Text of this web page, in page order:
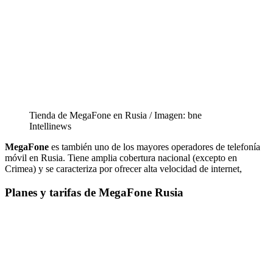
Tienda de MegaFone en Rusia / Imagen: bne
Intellinews
MegaFone es también uno de los mayores operadores de telefonía
móvil en Rusia. Tiene amplia cobertura nacional (excepto en
Crimea) y se caracteriza por ofrecer alta velocidad de internet,
Planes y tarifas de MegaFone Rusia